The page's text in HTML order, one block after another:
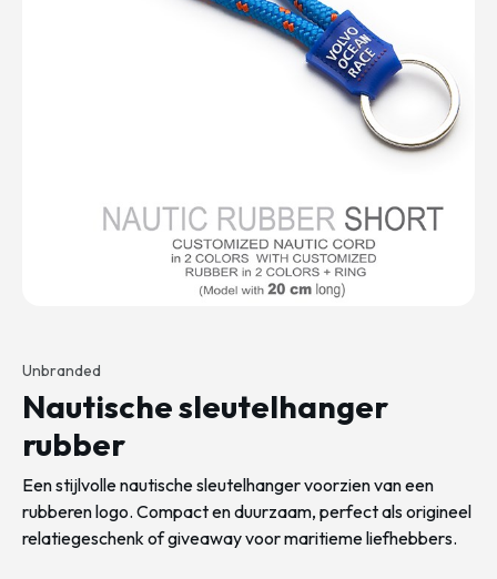
Unbranded
Nautische sleutelhanger
rubber
Een stijlvolle nautische sleutelhanger voorzien van een
rubberen logo. Compact en duurzaam, perfect als origineel
relatiegeschenk of giveaway voor maritieme liefhebbers.